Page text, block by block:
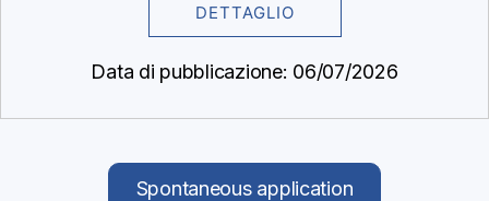
DETTAGLIO
Data di pubblicazione: 06/07/2026
Spontaneous application